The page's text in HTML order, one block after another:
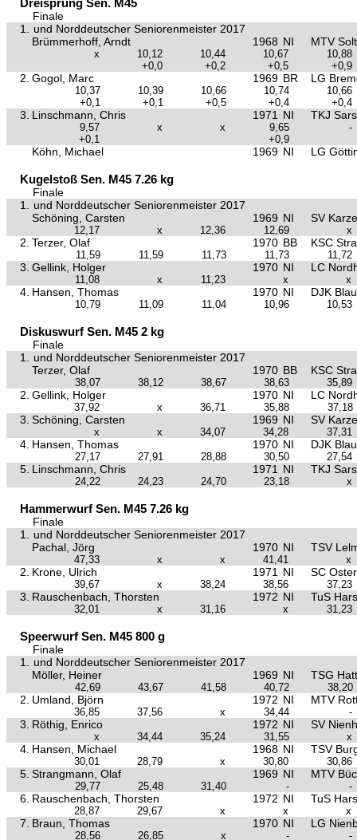
Dreisprung Sen. M45
Finale
1.
und Norddeutscher Seniorenmeister 2017
Brümmerhoff, Arndt
1968 NI MTV
x 10,12 10,44 10,67
10,88
+0,0
+0,2 +0,5 +0,9
2. Gogol, Marc 1969 BR LG
10,37 10,39 10,66 10,74
10,66
+0,1
+0,1 +0,5 +0,4 +0,4
3. Linschmann, Chris 1971 NI TKJ
9,57 x x 9,65
-
+0,1
+0,9
Köhn, Michael 1969 NI LG
Kugelstoß Sen. M45 7.26 kg
Finale
1.
und Norddeutscher Seniorenmeister 2017
Schöning, Carsten
1969 NI SV Karze
12,17 x 12,36 12,69 x
2. Terzer, Olaf 1970 BB KSC
11,59 11,59 11,73 11,73 11,72
3. Gellink, Holger 1970 NI LC
11,08 x 11,23 x x
4. Hansen, Thomas 1970 NI DJK
10,79 11,09 11,04 10,96 10,53
Diskuswurf Sen. M45 2 kg
Finale
1.
und Norddeutscher Seniorenmeister 2017
Terzer, Olaf
1970 BB KSC
38,07 38,12 38,67 38,63 35,89
2. Gellink, Holger 1970 NI LC
37,92 x 36,71 35,88 37,18
3. Schöning, Carsten 1969 NI SV Karze
x x 34,07 34,28 37,31
4. Hansen, Thomas 1970 NI DJK
27,17 27,91 28,88 30,50 27,54
5. Linschmann, Chris 1971 NI TKJ
24,22 24,23 24,70 23,18 x
Hammerwurf Sen. M45 7.26 kg
Finale
1.
und Norddeutscher Seniorenmeister 2017
Pachal, Jörg
1970 NI TSV
47,33 x x 41,41 x
2. Krone, Ulrich 1971 NI SC
39,67 x 38,24 38,56 37,23
3. Rauschenbach, Thorsten 1972 NI TuS
32,01 x 31,16 x 31,23
Speerwurf Sen. M45 800 g
Finale
1.
und Norddeutscher Seniorenmeister 2017
Möller, Heiner
1969 NI TSG
42,69 43,67 41,58 40,72 38,20
2. Umland, Björn 1972 NI MTV
36,85 37,56 x 34,44 -
3. Röthig, Enrico 1972 NI SV
x 34,44 35,24 31,55 x
4. Hansen, Michael 1968 NI TSV
30,01 28,79 x 30,80 30,86
5. Strangmann, Olaf 1969 NI MTV
29,77 25,48 31,40 - -
6. Rauschenbach, Thorsten 1972 NI TuS
28,87 29,67 x x x
7. Braun, Thomas 1970 NI LG
28,56 26,85 x - -